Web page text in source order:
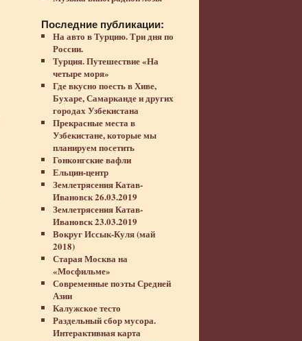
Последние публикации:
На авто в Турцию. Три дня по
России.
Турция. Путешествие «На
четыре моря»
Где вкусно поесть в Хиве,
Бухаре, Самарканде и других
городах Узбекистана
Прекрасные места в
Узбекистане, которые мы
планируем посетить
Гонконгские вафли
Ельцин-центр
Землетрясения Катав-
Ивановск 26.03.2019
Землетрясения Катав-
Ивановск 23.03.2019
Вокруг Иссык-Куля (май
2018)
Старая Москва на
«Мосфильме»
Современные поэты Средней
Азии
Калужское тесто
Раздельный сбор мусора.
Интерактивная карта